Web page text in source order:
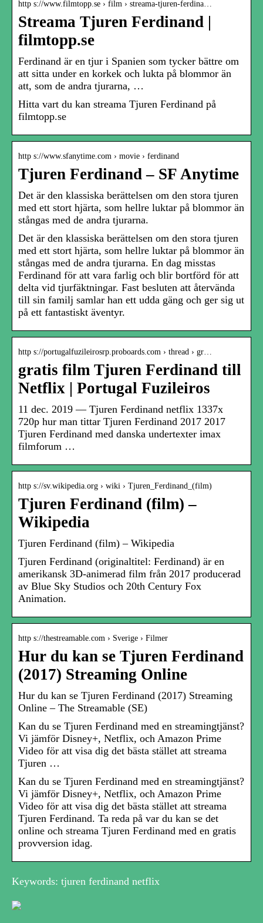
http s://www.filmtopp.se › film › streama-tjuren-ferdina…
Streama Tjuren Ferdinand |
filmtopp.se
Ferdinand är en tjur i Spanien som tycker bättre om
att sitta under en korkek och lukta på blommor än
att, som de andra tjurarna, …
Hitta vart du kan streama Tjuren Ferdinand på
filmtopp.se
http s://www.sfanytime.com › movie › ferdinand
Tjuren Ferdinand – SF Anytime
Det är den klassiska berättelsen om den stora tjuren
med ett stort hjärta, som hellre luktar på blommor än
stångas med de andra tjurarna.
Det är den klassiska berättelsen om den stora tjuren
med ett stort hjärta, som hellre luktar på blommor än
stångas med de andra tjurarna. En dag misstas
Ferdinand för att vara farlig och blir bortförd för att
delta vid tjurfäktningar. Fast besluten att återvända
till sin familj samlar han ett udda gäng och ger sig ut
på ett fantastiskt äventyr.
http s://portugalfuzileirosrp.proboards.com › thread › gr…
gratis film Tjuren Ferdinand till
Netflix | Portugal Fuzileiros
11 dec. 2019 — Tjuren Ferdinand netflix 1337x
720p hur man tittar Tjuren Ferdinand 2017 2017
Tjuren Ferdinand med danska undertexter imax
filmforum …
http s://sv.wikipedia.org › wiki › Tjuren_Ferdinand_(film)
Tjuren Ferdinand (film) –
Wikipedia
Tjuren Ferdinand (film) – Wikipedia
Tjuren Ferdinand (originaltitel: Ferdinand) är en
amerikansk 3D-animerad film från 2017 producerad
av Blue Sky Studios och 20th Century Fox
Animation.
http s://thestreamable.com › Sverige › Filmer
Hur du kan se Tjuren Ferdinand
(2017) Streaming Online
Hur du kan se Tjuren Ferdinand (2017) Streaming
Online – The Streamable (SE)
Kan du se Tjuren Ferdinand med en streamingtjänst?
Vi jämför Disney+, Netflix, och Amazon Prime
Video för att visa dig det bästa stället att streama
Tjuren …
Kan du se Tjuren Ferdinand med en streamingtjänst?
Vi jämför Disney+, Netflix, och Amazon Prime
Video för att visa dig det bästa stället att streama
Tjuren Ferdinand. Ta reda på var du kan se det
online och streama Tjuren Ferdinand med en gratis
provversion idag.
Keywords: tjuren ferdinand netflix